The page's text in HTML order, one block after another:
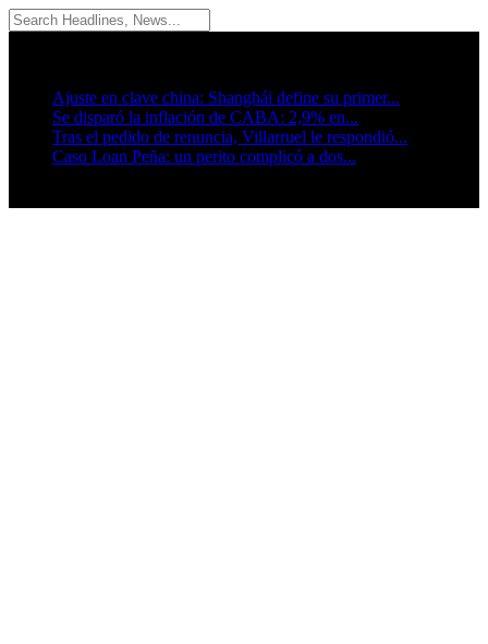
Ajuste en clave china: Shanghái define su primer...
Se disparó la inflación de CABA: 2,9% en...
Tras el pedido de renuncia, Villarruel le respondió...
Caso Loan Peña: un perito complicó a dos...